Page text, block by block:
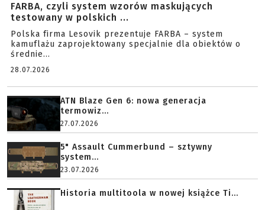
FARBA, czyli system wzorów maskujących
testowany w polskich ...
Polska firma Lesovik prezentuje FARBA – system
kamuflażu zaprojektowany specjalnie dla obiektów o
średnie...
28.07.2026
ATN Blaze Gen 6: nowa generacja
termowiz...
27.07.2026
5" Assault Cummerbund – sztywny
system...
23.07.2026
Historia multitoola w nowej książce Ti...